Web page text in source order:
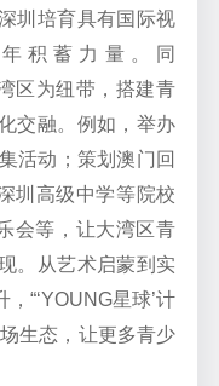
圳培育具有国际视
积蓄力量。同
区为纽带，搭建青
交融。例如， 举办
活动 ； 策划澳门回
圳高级中学等院校
会等，让大湾区青
。从艺术启蒙到实
“‘YOUNG星球’计
生态， 让更多青少